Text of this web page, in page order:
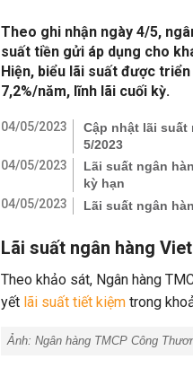
Theo ghi nhận ngày 4/5,
suất tiền gửi áp dụng cho
Hiện, biểu lãi suất được
7,2%/năm, lĩnh lãi cuối kỳ.
04/05/2023
Cập nhật lãi suất
5/2023
04/05/2023
Lãi suất ngân
kỳ hạn
04/05/2023
Lãi suất ngân
Lãi suất ngân hàng
Theo khảo sát, Ngân hàng
yết lãi suất tiết kiệm trong
Ảnh: Ngân hàng TMCP Công